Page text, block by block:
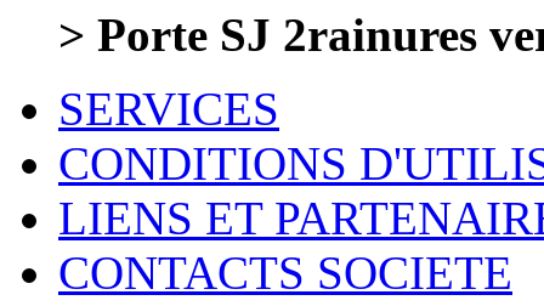
> Porte SJ 2rainures
SERVICES
CONDITIONS
LIENS ET
CONTACTS SOCIETE